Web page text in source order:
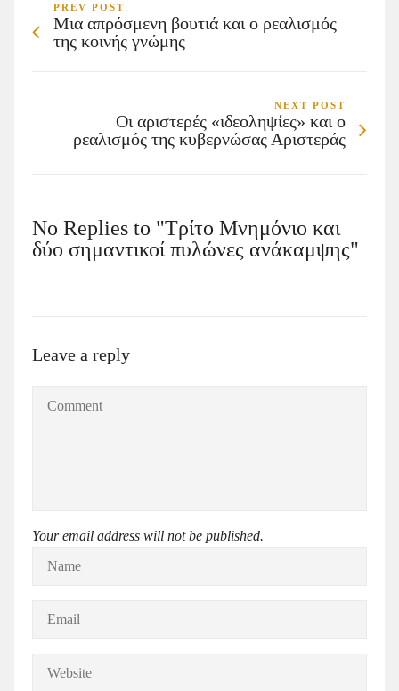
PREV POST
Μια απρόσμενη βουτιά και ο ρεαλισμός
της κοινής γνώμης
NEXT POST
Οι αριστερές «ιδεοληψίες» και ο
ρεαλισμός της κυβερνώσας Αριστεράς
No Replies to "Τρίτο Μνημόνιο και
δύο σημαντικοί πυλώνες ανάκαμψης"
Leave a reply
Your email address will not be published.